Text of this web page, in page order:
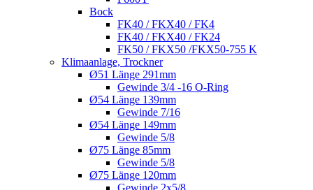
Bock
FK40 / FKX40 / FK4
FK40 / FKX40 / FK24
FK50 / FKX50 /FKX50-755 K
Klimaanlage, Trockner
Ø51 Länge 291mm
Gewinde 3/4 -16 O-Ring
Ø54 Länge 139mm
Gewinde 7/16
Ø54 Länge 149mm
Gewinde 5/8
Ø75 Länge 85mm
Gewinde 5/8
Ø75 Länge 120mm
Gewinde 2x5/8